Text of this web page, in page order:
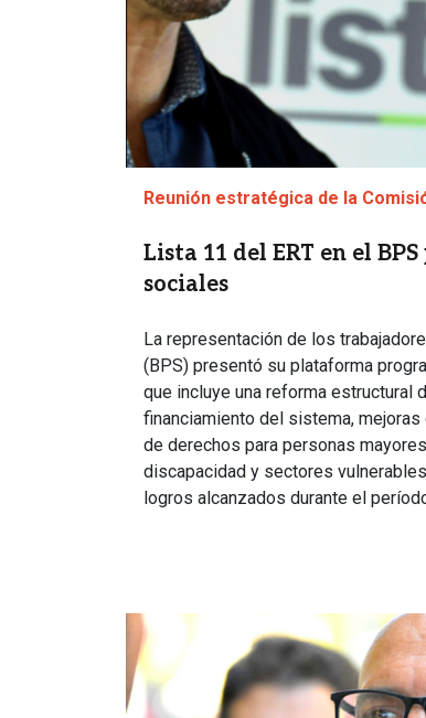
Reunión estratégica de la
Lista 11 del ERT en el
sociales
La representación de los
(BPS) presentó su plataforma
que incluye una reforma estructural
financiamiento del sistema,
de derechos para personas
discapacidad y sectores
logros alcanzados durante el
Imagen